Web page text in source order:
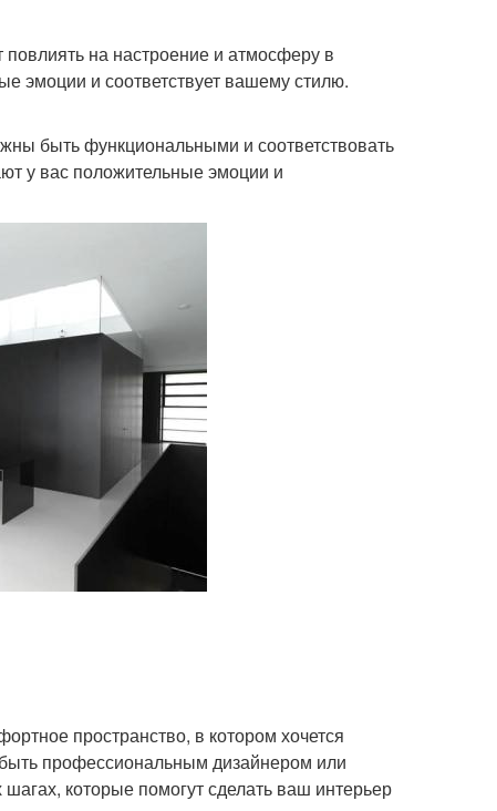
на настроение и атмосферу в
эмоции и соответствует вашему стилю.
быть функциональными и соответствовать
у вас положительные эмоции и
пространство, в котором хочется
профессиональным дизайнером или
которые помогут сделать ваш интерьер